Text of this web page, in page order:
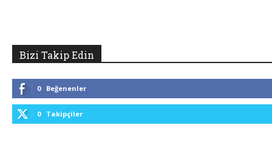
Bizi Takip Edin
0 Beğenenler
0 Takipçiler